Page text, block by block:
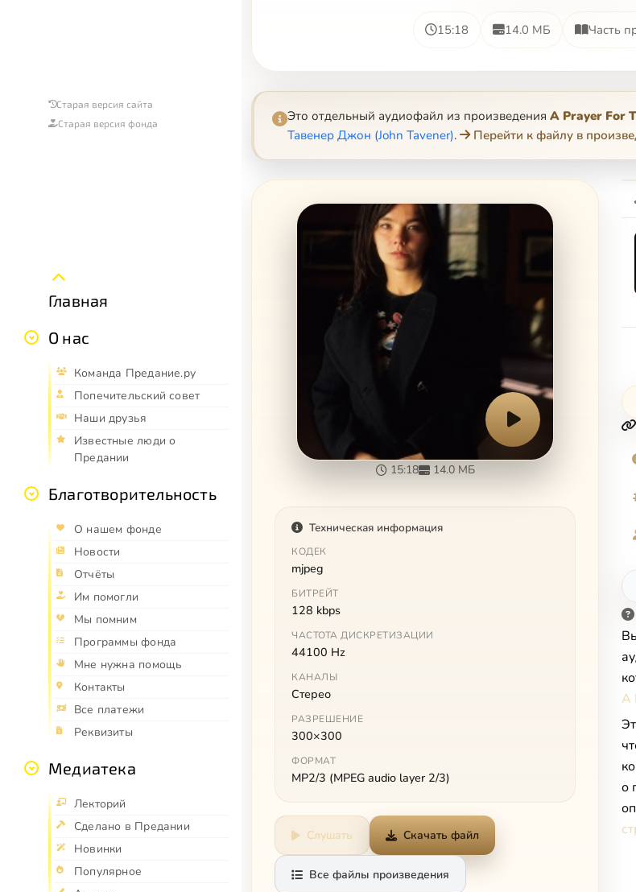
Старая версия сайта
Старая версия фонда
Главная
О нас
Команда Предание.ру
Попечительский совет
Наши друзья
Известные люди о
Предании
Благотворительность
О нашем фонде
Новости
Отчёты
Им помогли
Мы помним
Программы фонда
Мне нужна помощь
Контакты
Все платежи
Реквизиты
Медиатека
Лекторий
Сделано в Предании
Новинки
Популярное
15:18 14.0 МБ Часть
Это отдельный аудиофайл из произведения A Prayer For
Тавенер Джон (John Tavener). Перейти к файлу в
15:18 14.0 МБ
Техническая информация
КОДЕК
mjpeg
БИТРЕЙТ
128 kbps
ЧАСТОТА ДИСКРЕТИЗАЦИИ
44100 Hz
КАНАЛЫ
Стерео
РАЗРЕШЕНИЕ
300×300
ФОРМАТ
MP2/3 (MPEG audio layer 2/3)
Слушать Скачать файл
Все файлы произведения
A
о